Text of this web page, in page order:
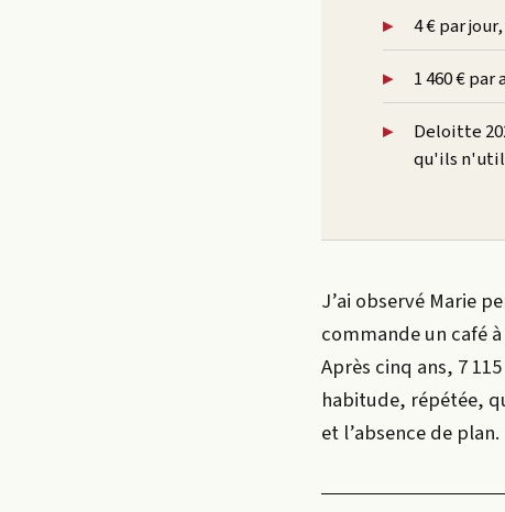
4 € par
1 460 €
Deloitte
qu'ils
J’ai observé Marie
commande un café
Après cinq ans, 7
habitude, répétée,
et l’absence de plan.